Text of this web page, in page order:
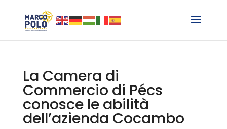
La Camera di
Commercio di Pécs
conosce le abilità
dell’azienda Cocambo